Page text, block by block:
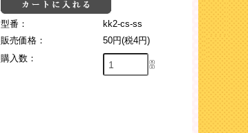
型番：
kk2-cs-ss
販売価格：
50円(税4円)
購入数：